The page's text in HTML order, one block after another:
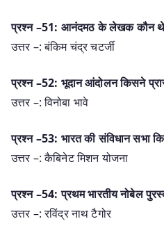
प्रश्न –51: आनंदमठ के लेखक कौन
उत्तर –: बंकिम चंद्र चटर्जी
प्रश्न –52: भूदान आंदोलन किसने
उत्तर –: विनोबा भावे
प्रश्न –53: भारत की संविधान सभा
उत्तर –: कैबिनेट मिशन योजना
प्रश्न –54: प्रथम भारतीय नोबेल
उत्तर –: रविंद्र नाथ टैगोर